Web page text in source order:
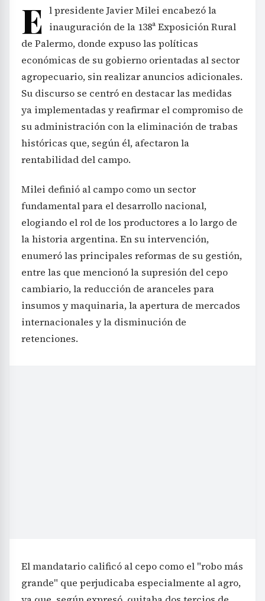
E l presidente Javier Milei encabezó la
inauguración de la 138ª Exposición Rural
de Palermo, donde expuso las políticas
económicas de su gobierno orientadas al sector
agropecuario, sin realizar anuncios adicionales.
Su discurso se centró en destacar las medidas
ya implementadas y reafirmar el compromiso de
su administración con la eliminación de trabas
históricas que, según él, afectaron la
rentabilidad del campo.
Milei definió al campo como un sector
fundamental para el desarrollo nacional,
elogiando el rol de los productores a lo largo de
la historia argentina. En su intervención,
enumeró las principales reformas de su gestión,
entre las que mencionó la supresión del cepo
cambiario, la reducción de aranceles para
insumos y maquinaria, la apertura de mercados
internacionales y la disminución de
retenciones.
El mandatario calificó al cepo como el "robo más
grande" que perjudicaba especialmente al agro,